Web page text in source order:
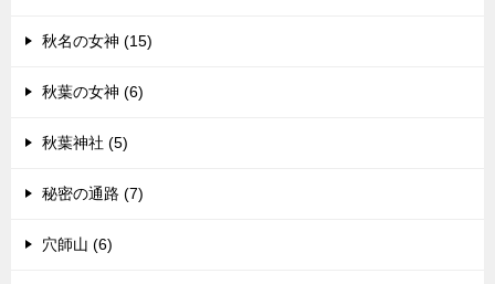
秋名の女神 (15)
秋葉の女神 (6)
秋葉神社 (5)
秘密の通路 (7)
穴師山 (6)